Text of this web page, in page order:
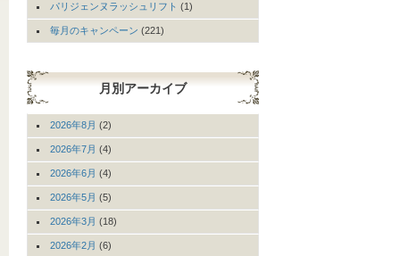
パリジェンヌラッシュリフト (1)
毎月のキャンペーン (221)
月別アーカイブ
2026年8月 (2)
2026年7月 (4)
2026年6月 (4)
2026年5月 (5)
2026年3月 (18)
2026年2月 (6)